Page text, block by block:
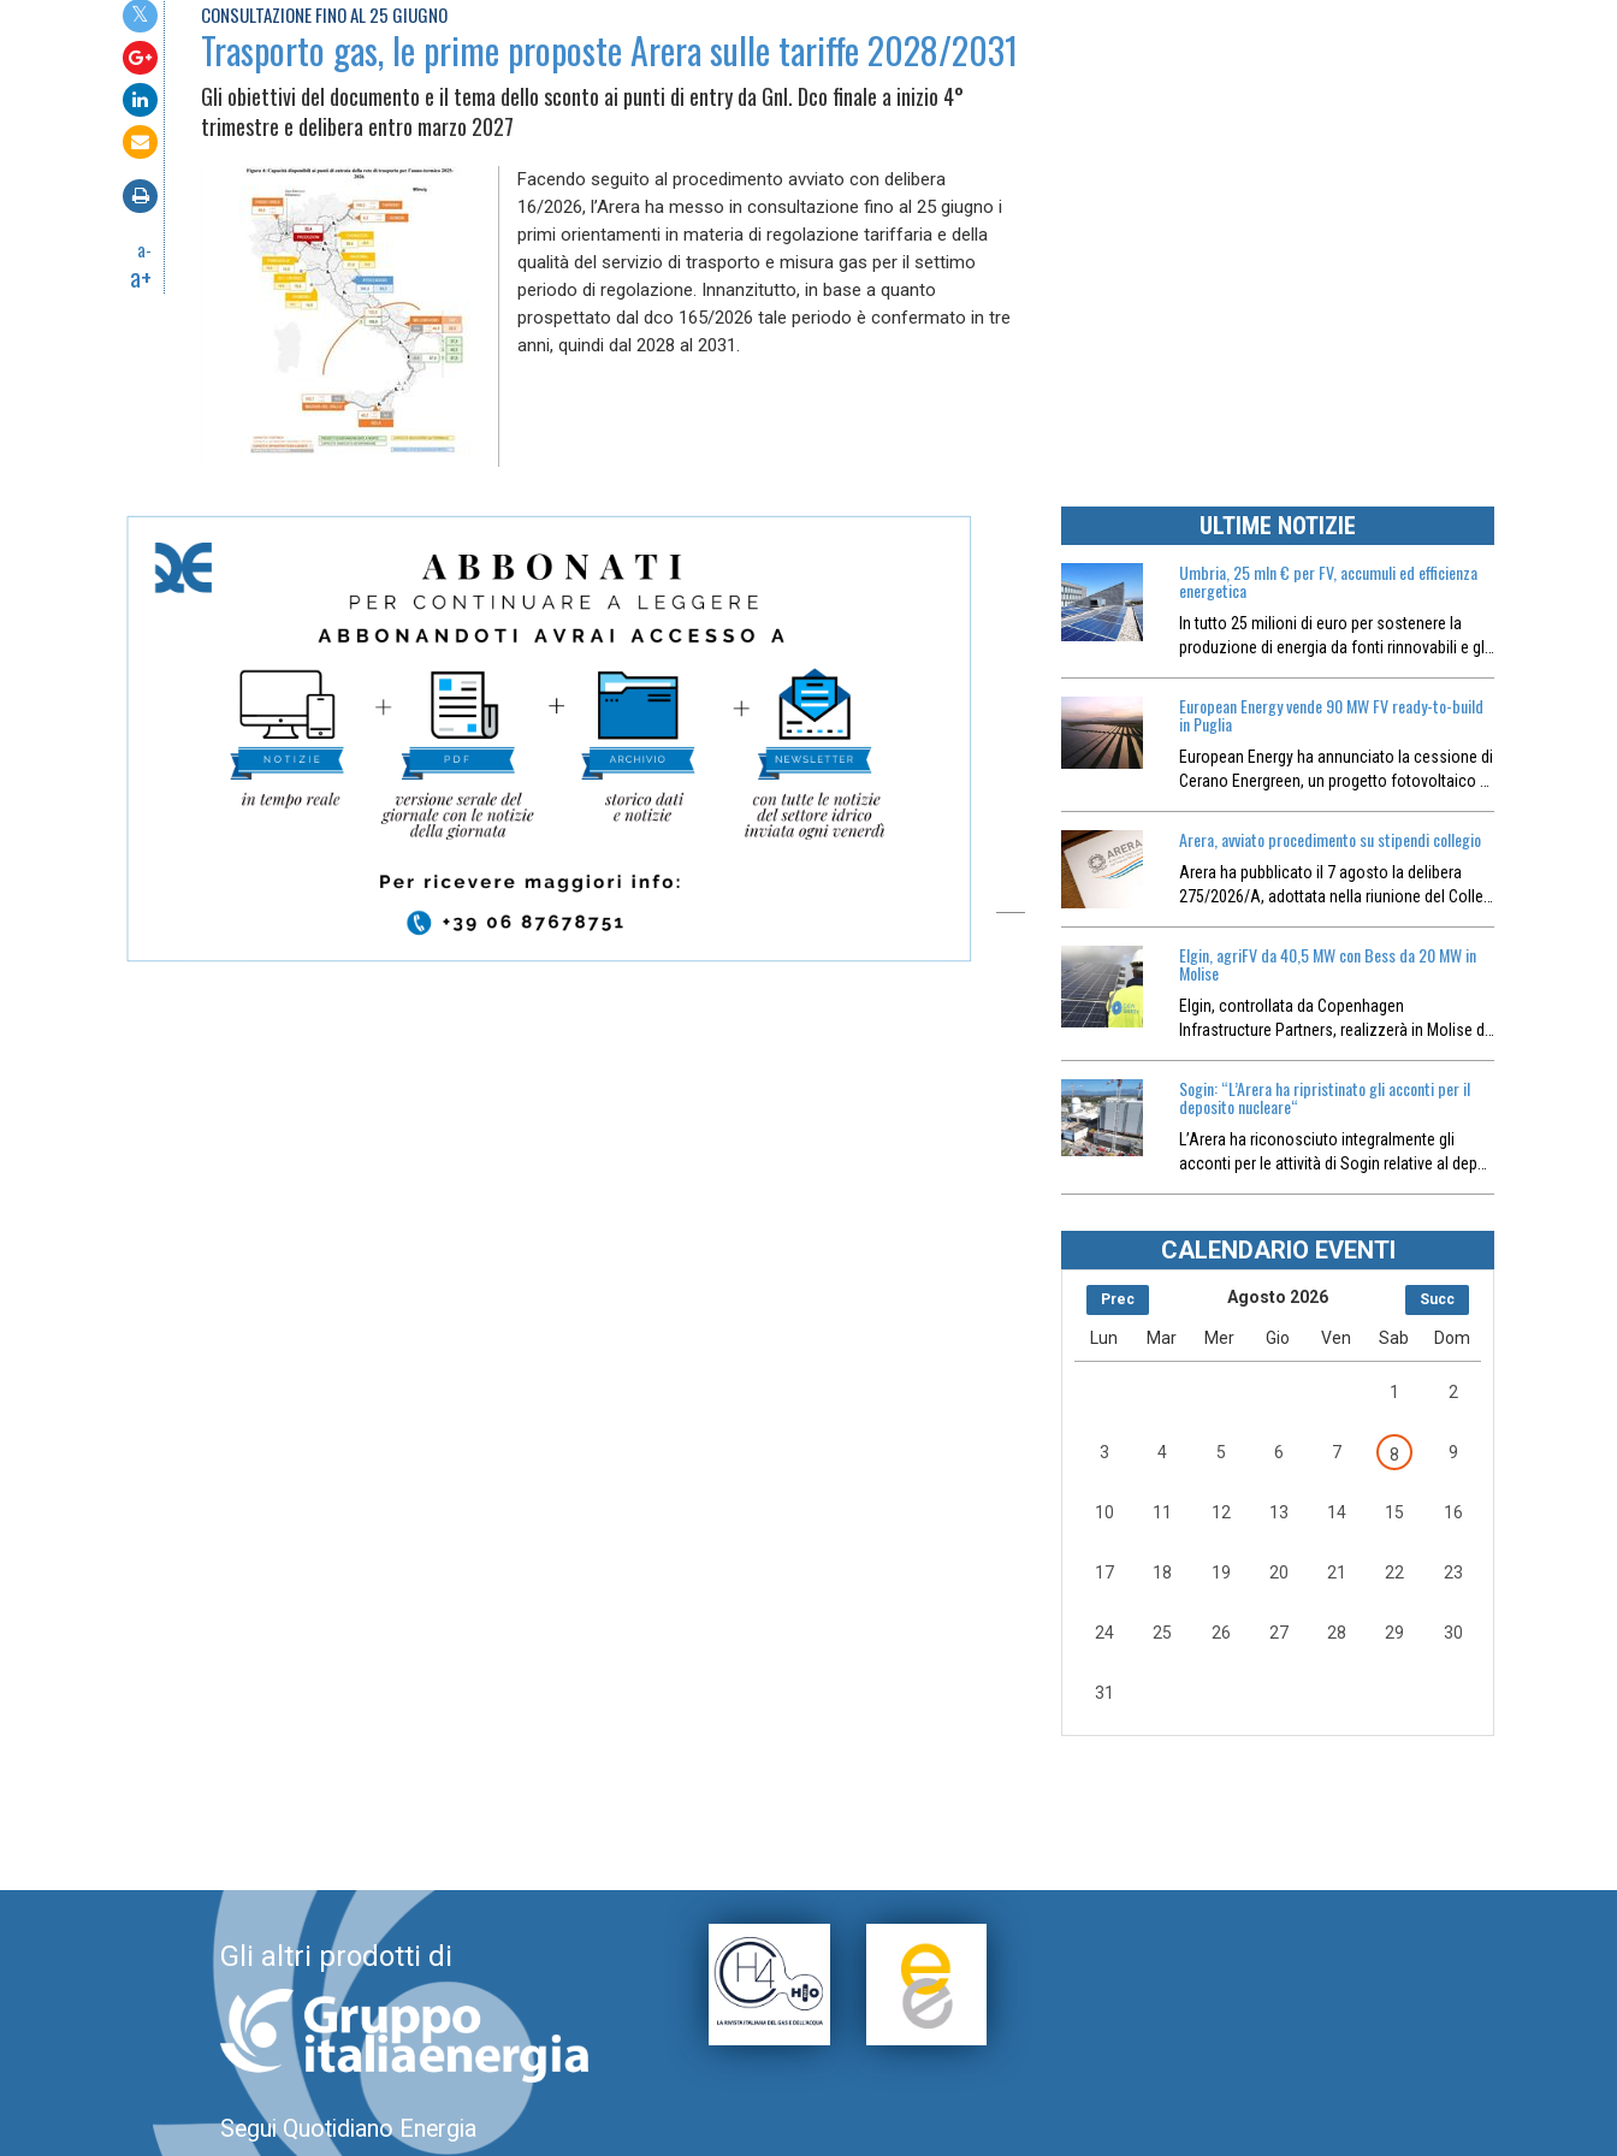
a-
a+
CONSULTAZIONE FINO AL 25 GIUGNO
Trasporto gas, le prime proposte Arera sulle tariffe 2028/2031
Gli obiettivi del documento e il tema dello sconto ai punti di entry da Gnl. Dco finale a inizio 4°
trimestre e delibera entro marzo 2027
Facendo seguito al procedimento avviato con delibera
16/2026, l’Arera ha messo in consultazione fino al 25 giugno i
primi orientamenti in materia di regolazione tariffaria e della
qualità del servizio di trasporto e misura gas per il settimo
periodo di regolazione. Innanzitutto, in base a quanto
prospettato dal dco 165/2026 tale periodo è confermato in tre
anni, quindi dal 2028 al 2031.
ULTIME NOTIZIE
Umbria, 25 mln € per FV, accumuli ed efficienza
energetica
In tutto 25 milioni di euro per sostenere la
produzione di energia da fonti rinnovabili e gl…
European Energy vende 90 MW FV ready-to-build
in Puglia
European Energy ha annunciato la cessione di
Cerano Energreen, un progetto fotovoltaico …
Arera, avviato procedimento su stipendi collegio
Arera ha pubblicato il 7 agosto la delibera
275/2026/A, adottata nella riunione del Colle…
Elgin, agriFV da 40,5 MW con Bess da 20 MW in
Molise
Elgin, controllata da Copenhagen
Infrastructure Partners, realizzerà in Molise d…
Sogin: “L’Arera ha ripristinato gli acconti per il
deposito nucleare“
L’Arera ha riconosciuto integralmente gli
acconti per le attività di Sogin relative al dep…
CALENDARIO EVENTI
Prec Succ
Agosto 2026
Lun Mar Mer Gio Ven Sab Dom
1 2
3 4 5 6 7 8 9
10 11 12 13 14 15 16
17 18 19 20 21 22 23
24 25 26 27 28 29 30
31
Gli altri prodotti di
Segui Quotidiano Energia